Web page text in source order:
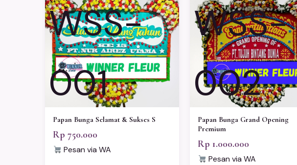
WSS-
001
Papan Bunga Selamat & Sukses S
Rp 750.000
Pesan via WA
WSS-
002
Papan Bunga Grand Opening
Premium
Rp 1.000.000
Pesan via WA